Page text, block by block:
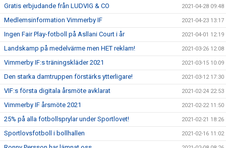
Gratis erbjudande från LUDVIG & CO 2021-04-28 09:48
Medlemsinformation Vimmerby IF 2021-04-23 13:17
Ingen Fair Play-fotboll på Asllani Court i år 2021-04-01 12:19
Landskamp på medelvärme men HET reklam! 2021-03-26 12:08
Vimmerby IF:s träningskläder 2021 2021-03-15 10:09
Den starka damtruppen förstärks ytterligare! 2021-03-12 17:30
VIF:s första digitala årsmöte avklarat 2021-02-24 22:53
Vimmerby IF årsmöte 2021 2021-02-22 11:50
25% på alla fotbollsprylar under Sportlovet! 2021-02-21 18:26
Sportlovsfotboll i bollhallen 2021-02-16 11:02